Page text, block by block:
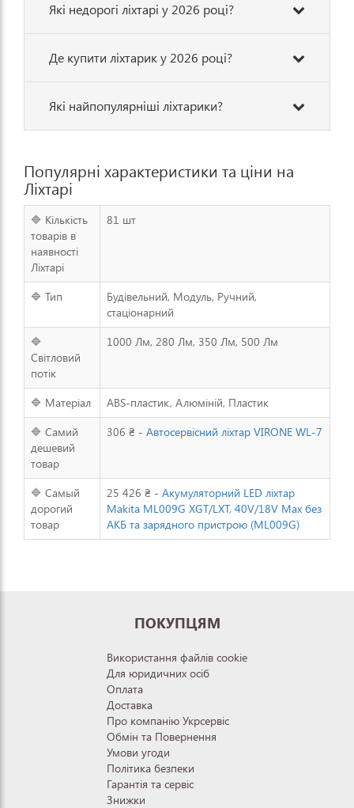
Які недорогі ліхтарі у 2026 році?
Де купити ліхтарик у 2026 році?
Які найпопулярніші ліхтарики?
Популярні характеристики та ціни на
Ліхтарі
🔷 Кількість
товарів в
наявності
Ліхтарі
81 шт
🔷 Тип
Будівельний, Модуль, Ручний,
стаціонарний
🔷
Світловий
потік
1000 Лм, 280 Лм, 350 Лм, 500 Лм
🔷 Матеріал
ABS-пластик, Алюміній, Пластик
🔷 Самий
дешевий
товар
306 ₴ - Автосервісний ліхтар VIRONE WL-7
🔷 Самый
дорогий
товар
25 426 ₴ - Акумуляторний LED ліхтар
Makita ML009G XGT/LXT, 40V/18V Max без
АКБ та зарядного пристрою (ML009G)
ПОКУПЦЯМ
Використання файлів cookie
Для юридичних осіб
Оплата
Доставка
Про компанію Укрсервіс
Обмін та Повернення
Умови угоди
Політика безпеки
Гарантія та сервіс
Знижки